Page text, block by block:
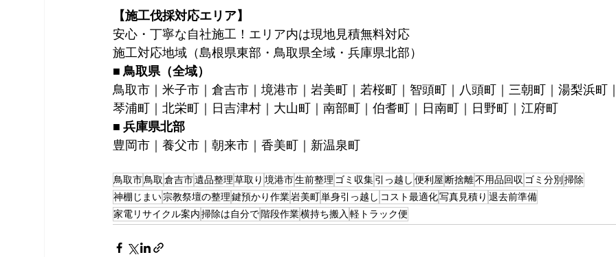
【施工伐採対応エリア】
安心・丁寧な自社施工！エリア内は現地見積無料対応
施工対応地域（島根県東部・鳥取県全域・兵庫県北部）
■ 鳥取県（全域）
鳥取市｜米子市｜倉吉市｜境港市｜岩美町｜若桜町｜智頭町｜八頭町｜三朝町｜湯梨浜町
琴浦町｜北栄町｜日吉津村｜大山町｜南部町｜伯耆町｜日南町｜日野町｜江府町
■ 兵庫県北部
豊岡市｜養父市｜朝来市｜香美町｜新温泉町
鳥取市鳥取 倉吉市遺品整理草取り 境港市生前整理 ゴミ収集引っ越し 便利屋 断捨離不用品回収 ゴミ分別 掃除
神棚じまい宗教祭壇の整理鍵預かり作業岩美町単身引っ越し コスト最適化写真見積り 退去前準備
家電リサイクル案内掃除は自分で階段作業横持ち搬入 軽トラック便